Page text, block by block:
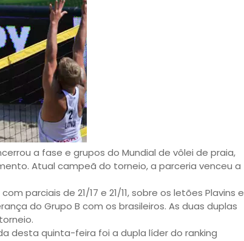
a fase e grupos do Mundial de vôlei de praia,
Atual campeã do torneio, a parceria venceu a
parciais de 21/17 e 21/11, sobre os letões Plavins e
do Grupo B com os brasileiros. As duas duplas
desta quinta-feira foi a dupla líder do ranking